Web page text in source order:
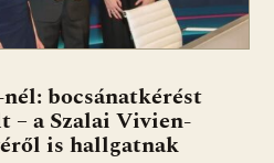
bocsánatkérést
– a Szalai Vivien-
is hallgatnak